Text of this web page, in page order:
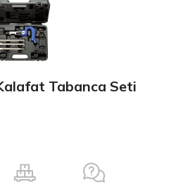
Tabanca Seti